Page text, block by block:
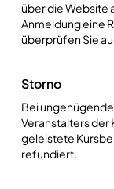
über die Website
Anmeldung eine
überprüfen Sie
Storno
Bei
Veranstalters der
geleistete
refundiert.